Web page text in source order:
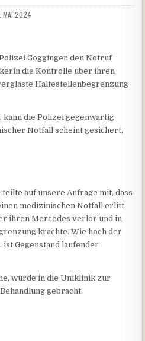
MAI 2024
Göggingen den Notruf
die Kontrolle über ihren
Haltestellenbegrenzung
kann die Polizei gegenwärtig
Notfall scheint gesichert,
auf unsere Anfrage mit, dass
medizinischen Notfall erlitt,
ihren Mercedes verlor und in
krachte. Wie hoch der
ist Gegenstand laufender
wurde in die Uniklinik zur
gebracht.